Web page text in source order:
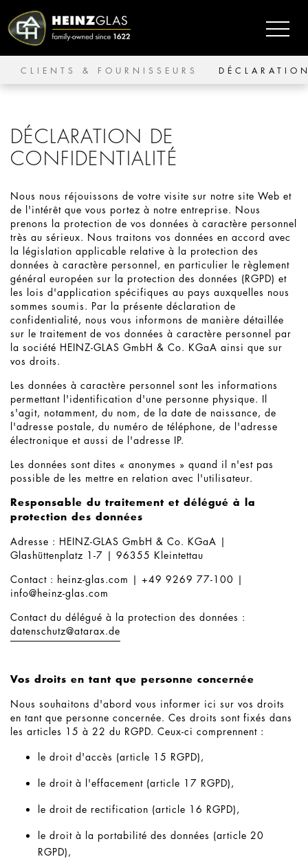
CLIENTS & FOURNISSEURS
DÉCLARATION DE
CONFIDENTIALITÉ
Nous nous réjouissons de votre visite sur notre site Web et
de l'intérêt que vous portez à notre entreprise. Nous
prenons la protection de vos données à caractère personnel
très au sérieux. Nous traitons vos données en accord avec
la législation applicable relative à la protection des
données à caractère personnel, en particulier le règlement
général européen sur la protection des données (RGPD) et
les lois d'application spécifiques au pays auxquelles nous
sommes soumis. Par la présente déclaration de
confidentialité, nous vous informons de manière détaillée
sur le traitement de vos données à caractère personnel par
la société HEINZ-GLAS GmbH & Co. KGaA ainsi que sur
vos droits.
Les données à caractère personnel sont les informations
permettant l'identification d'une personne physique. Il
s'agit, notamment, du nom, de la date de naissance, de
l'adresse postale, du numéro de téléphone, de l'adresse
électronique et aussi de l'adresse IP.
Les données sont dites « anonymes » quand il n'est pas
possible de les mettre en relation avec l'utilisateur.
Responsable du traitement et délégué à la
protection des données
Adresse : HEINZ-GLAS GmbH & Co. KGaA |
Glashüttenplatz 1-7 | 96355 Kleintettau
Contact : heinz-glas.com | +49 9269 77-100 |
info@heinz-glas.com
Contact du délégué à la protection des données :
datenschutz@atarax.de
Vos droits en tant que personne concernée
Nous souhaitons d'abord vous informer ici sur vos droits
en tant que personne concernée. Ces droits sont fixés dans
les articles 15 à 22 du RGPD. Ceux-ci comprennent :
le droit d'accès (article 15 RGPD),
le droit à l'effacement (article 17 RGPD),
le droit de rectification (article 16 RGPD),
le droit à la portabilité des données (article 20
RGPD),